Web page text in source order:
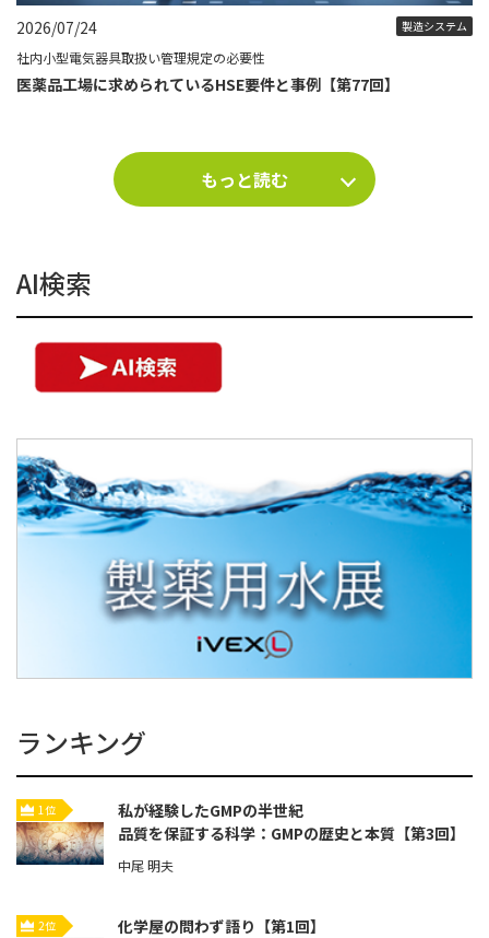
2026/07/24 製造システム
社内小型電気器具取扱い管理規定の必要性
医薬品工場に求められているHSE要件と事例【第77回】
もっと読む
AI検索
ランキング
1位
私が経験したGMPの半世紀
品質を保証する科学：GMPの歴史と本質【第3回】
中尾 明夫
2位 化学屋の問わず語り【第1回】